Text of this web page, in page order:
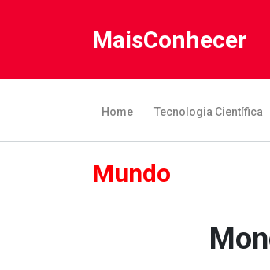
MaisConhecer
Home Tecnologia Científica
Mundo